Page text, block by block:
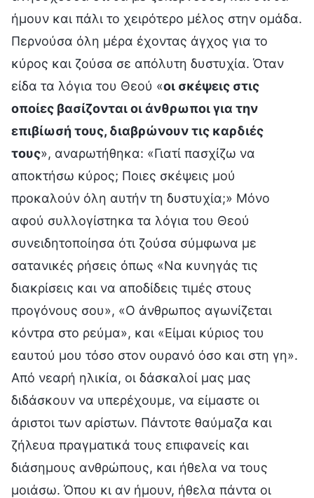
ήμουν και πάλι το χειρότερο μέλος στην ομάδα.
Περνούσα όλη μέρα έχοντας άγχος για το
κύρος και ζούσα σε απόλυτη δυστυχία. Όταν
είδα τα λόγια του Θεού «οι σκέψεις στις
οποίες βασίζονται οι άνθρωποι για την
επιβίωσή τους, διαβρώνουν τις καρδιές
τους», αναρωτήθηκα: «Γιατί πασχίζω να
αποκτήσω κύρος; Ποιες σκέψεις μού
προκαλούν όλη αυτήν τη δυστυχία;» Μόνο
αφού συλλογίστηκα τα λόγια του Θεού
συνειδητοποίησα ότι ζούσα σύμφωνα με
σατανικές ρήσεις όπως «Να κυνηγάς τις
διακρίσεις και να αποδίδεις τιμές στους
προγόνους σου», «Ο άνθρωπος αγωνίζεται
κόντρα στο ρεύμα», και «Είμαι κύριος του
εαυτού μου τόσο στον ουρανό όσο και στη γη».
Από νεαρή ηλικία, οι δάσκαλοί μας μας
διδάσκουν να υπερέχουμε, να είμαστε οι
άριστοι των αρίστων. Πάντοτε θαύμαζα και
ζήλευα πραγματικά τους επιφανείς και
διάσημους ανθρώπους, και ήθελα να τους
μοιάσω. Όπου κι αν ήμουν, ήθελα πάντα οι